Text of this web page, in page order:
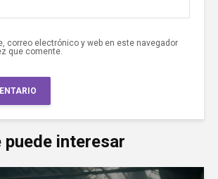
correo electrónico y web en este navegador
que comente.
puede interesar